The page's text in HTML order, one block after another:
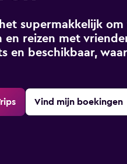
supermakkelijk om
en reizen met
en beschikbaar,
Vind mijn boekingen